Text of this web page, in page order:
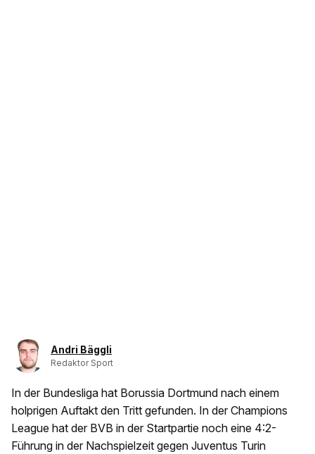
Andri Bäggli
Redaktor Sport
In der Bundesliga hat Borussia Dortmund nach einem
holprigen Auftakt den Tritt gefunden. In der Champions
League hat der BVB in der Startpartie noch eine 4:2-
Führung in der Nachspielzeit gegen Juventus Turin